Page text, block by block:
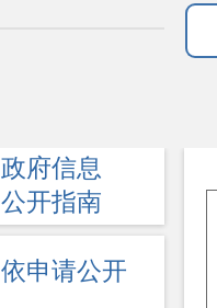
政府信息
公开指南
依申请公开